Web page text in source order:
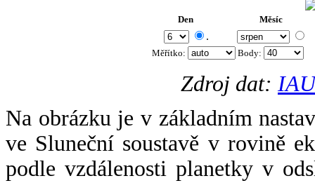
Den Měsíc
.
Měřítko: Body:
Zdroj dat:
Na obrázku je v základním
ve Sluneční soustavě v rovině
podle vzdálenosti planetky v